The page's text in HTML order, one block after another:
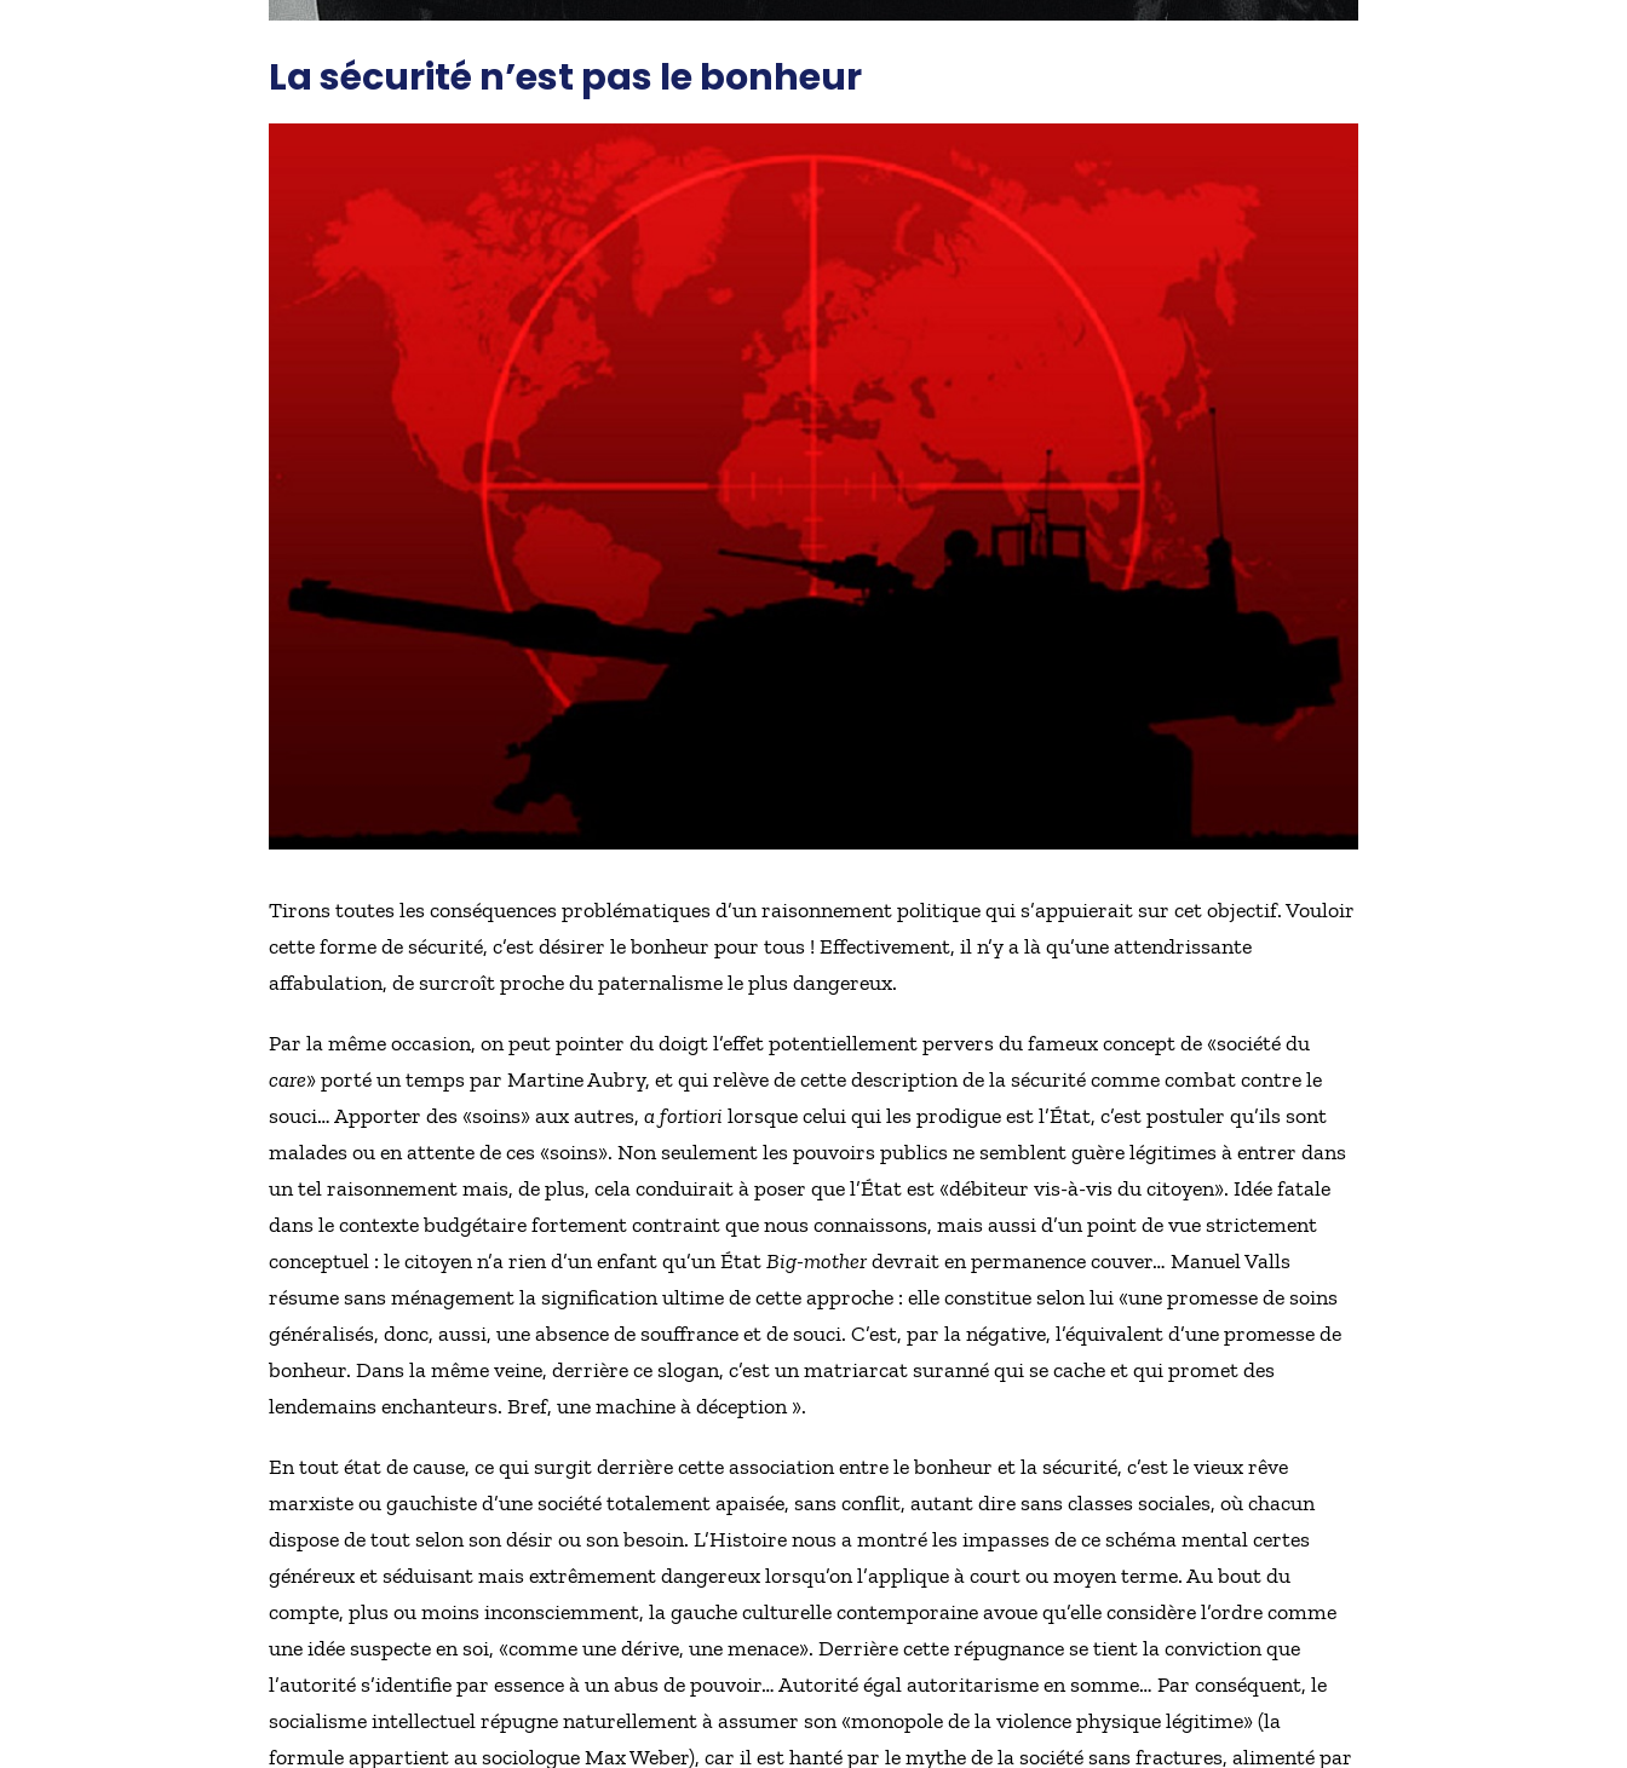
La sécurité n’est pas le bonheur
Tirons toutes les conséquences problématiques d’un raisonnement politique qui s’appuierait sur cet objectif. Vouloir
cette forme de sécurité, c’est désirer le bonheur pour tous ! Effectivement, il n’y a là qu’une attendrissante
affabulation, de surcroît proche du paternalisme le plus dangereux.
Par la même occasion, on peut pointer du doigt l’effet potentiellement pervers du fameux concept de «société du
care» porté un temps par Martine Aubry, et qui relève de cette description de la sécurité comme combat contre le
souci… Apporter des «soins» aux autres, a fortiori lorsque celui qui les prodigue est l’État, c’est postuler qu’ils sont
malades ou en attente de ces «soins». Non seulement les pouvoirs publics ne semblent guère légitimes à entrer dans
un tel raisonnement mais, de plus, cela conduirait à poser que l’État est «débiteur vis-à-vis du citoyen». Idée fatale
dans le contexte budgétaire fortement contraint que nous connaissons, mais aussi d’un point de vue strictement
conceptuel : le citoyen n’a rien d’un enfant qu’un ÉtatBig-motherdevrait en permanence couver… Manuel Valls
résume sans ménagement la signification ultime de cette approche : elle constitue selon lui «une promesse de soins
généralisés, donc, aussi, une absence de souffrance et de souci. C’est, par la négative, l’équivalent d’une promesse de
bonheur. Dans la même veine, derrière ce slogan, c’est un matriarcat suranné qui se cache et qui promet des
lendemains enchanteurs. Bref, une machine à déception ».
En tout état de cause, ce qui surgit derrière cette association entre le bonheur et la sécurité, c’est le vieux rêve
marxiste ou gauchiste d’une société totalement apaisée, sans conflit, autant dire sans classes sociales, où chacun
dispose de tout selon son désir ou son besoin. L’Histoire nous a montré les impasses de ce schéma mental certes
généreux et séduisant mais extrêmement dangereux lorsqu’on l’applique à court ou moyen terme. Au bout du
compte, plus ou moins inconsciemment, la gauche culturelle contemporaine avoue qu’elle considère l’ordre comme
une idée suspecte en soi, «comme une dérive, une menace». Derrière cette répugnance se tient la conviction que
l’autorité s’identifie par essence à un abus de pouvoir… Autorité égal autoritarisme en somme… Par conséquent, le
socialisme intellectuel répugne naturellement à assumer son «monopole de la violence physique légitime» (la
formule appartient au sociologue Max Weber), car il est hanté par le mythe de la société sans fractures, alimenté par